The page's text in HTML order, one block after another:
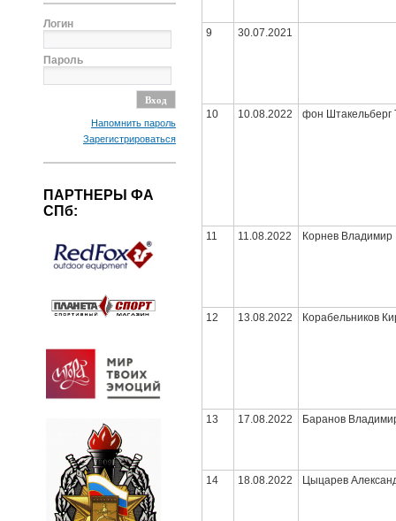
Логин
Пароль
Напомнить пароль
Зарегистрироваться
ПАРТНЕРЫ ФА
СПб:
9 30.07.2021
10 10.08.2022 фон Штакельберг
11 11.08.2022 Корнев Владимир
12 13.08.2022 Корабельников
13 17.08.2022 Баранов
14 18.08.2022 Цыцарев